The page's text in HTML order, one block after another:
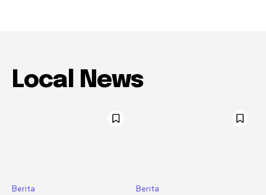
Local News
Berita Berita